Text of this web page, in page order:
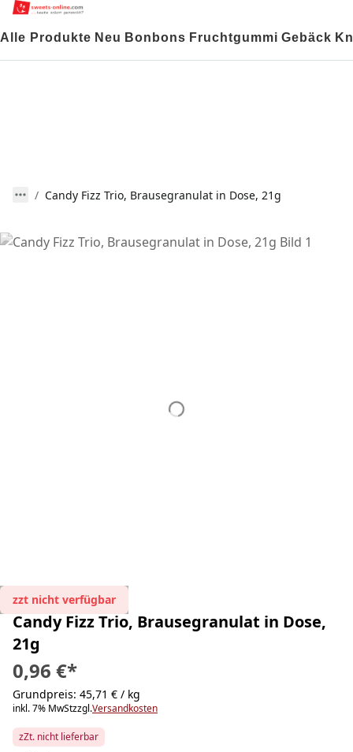
Alle Produkte Neu Bonbons Fruchtgummi Gebäck
Candy Fizz Trio, Brausegranulat in Dose, 21g
zzt nicht verfügbar
Candy Fizz Trio, Brausegranulat in Dose,
21g
0,96 €*
Grundpreis: 45,71 € / kg
inkl. 7% MwStzzgl.Versandkosten
zZt. nicht lieferbar